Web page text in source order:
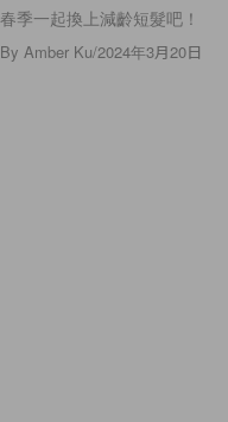
春季一起換上減齡短髮吧！
By Amber Ku/2024年3月20日